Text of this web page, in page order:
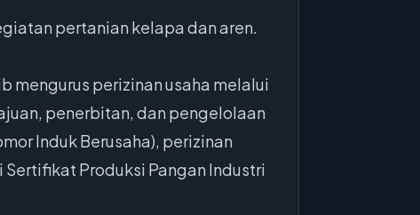
pertanian kelapa dan aren.
mengurus perizinan usaha melalui
penerbitan, dan pengelolaan
Induk Berusaha), perizinan
Sertifikat Produksi Pangan Industri